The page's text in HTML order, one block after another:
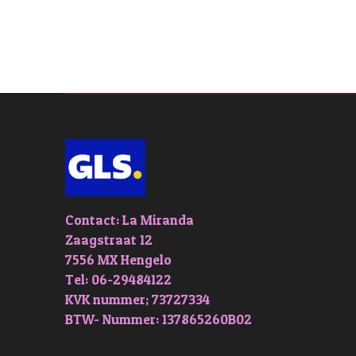
Contact: La Miranda
Zaagstraat 12
7556 MX Hengelo
Tel: 06-29484122
KVK nummer; 73727334
BTW- Nummer: 137865260B02